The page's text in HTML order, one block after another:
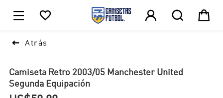
    
 Atrás
Camiseta Retro 2003/05 Manchester United
Segunda Equipación